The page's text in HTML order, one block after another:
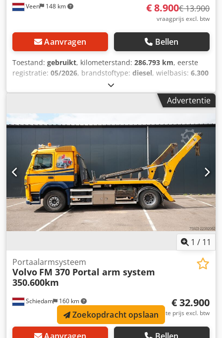
Veen 148 km € 8.900€ 13.900
vraagprijs excl. btw
Aanvragen Bellen
Toestand: gebruikt, kilometerstand: 286.793 km, eerste
registratie: 05/2026, brandstoftype: diesel, wielbasis: 6.300
, kleur:wit
dagcabine, Bouwjaar:2018, Motorinhoud: 7.698 cc
Crodpozc Egajfx Apbjf Leeggewicht: 5.995 kg =
Bedrijfsinformatie = hallo
Advertentie
1 / 11
Schiedam 160 km
Portaalarmsysteem
Volvo FM 370 Portal arm system
350.600km
€ 32.900
Vaste prijs excl. btw
Zoekopdracht opslaan